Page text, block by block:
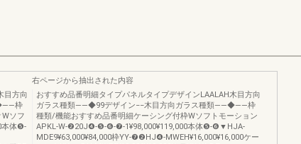
目方向
枠
ソフ
本体❺-
右ページから抽出された内容
おすすめ品番明細タイプパネルタイプデザインLAALAH木目方向
ガラス種類――◆99デザイン−−木目方向ガラス種類――◆――枠
種類/機能おすすめ品番明細ケーシング付枠Wソフトモーション
APKL-W-❷20J❹-❺-❻-❼-1¥98,000¥119,000本体❺-❻▼HJA-
MDE9¥63,000¥84,000枠YY-❼❷HJ❹-MWEH¥16,000¥16,000ケー